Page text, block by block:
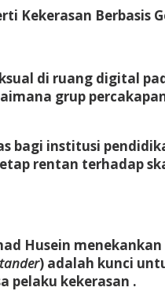
Kekerasan Berbasis
di ruang digital
grup
bagi institusi
rentan terhadap
Husein
) adalah kunci
pelaku kekerasan .